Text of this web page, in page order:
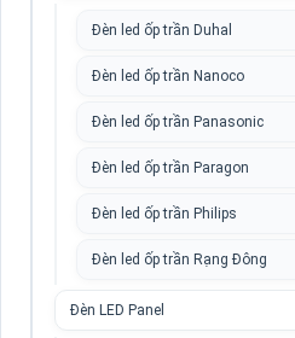
Đèn led ốp trần Duhal
Đèn led ốp trần Nanoco
Đèn led ốp trần Panasonic
Đèn led ốp trần Paragon
Đèn led ốp trần Philips
Đèn led ốp trần Rạng Đông
Đèn LED Panel